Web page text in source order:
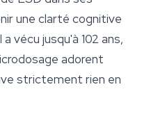
une clarté cognitive
vécu jusqu'à 102 ans,
adorent
strictement rien en